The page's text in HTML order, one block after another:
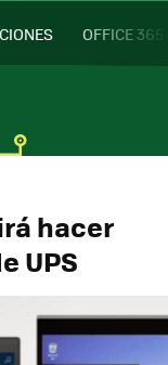
OFFICE 365
hacer
UPS